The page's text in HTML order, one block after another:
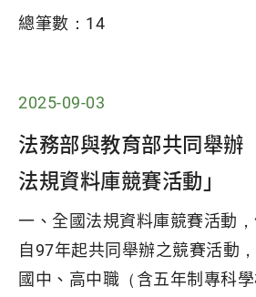
總筆數： 14
2025-09-03
法務部與教育部共同舉辦
法規資料庫競賽活動」
一、全國法規資料庫競賽活動
自97年起共同舉辦之競賽活動
國中、高中職（含五年制專科